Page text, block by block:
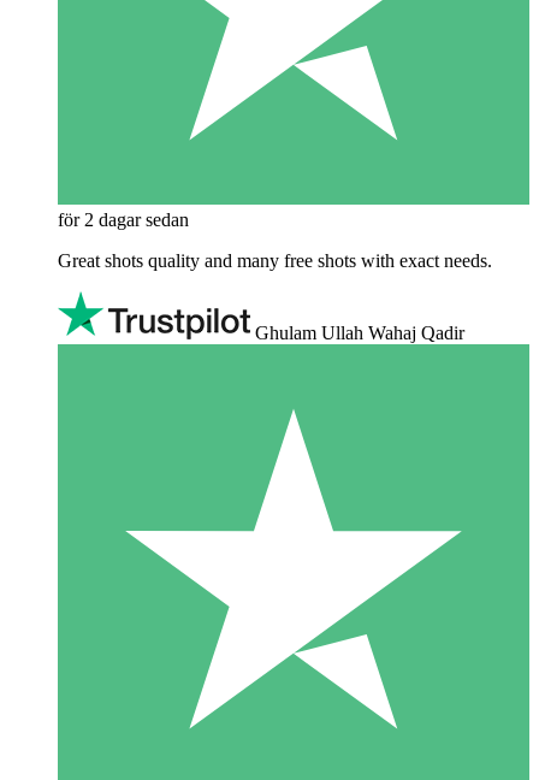
för 2 dagar sedan
Great shots quality and many free shots with exact needs.
Ghulam Ullah Wahaj Qadir